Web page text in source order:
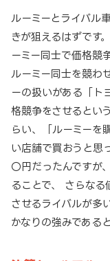
ルーミーとライバル
きが狙えるはずです
ーミー同士で価格競
ルーミー同士を競わ
ーの扱いがある「ト
格競争をさせるとい
らい、「ルーミーを
い店舗で買おうと思
〇円だったんですが
ることで、 さらなる
させるライバルが多
かなりの強みである